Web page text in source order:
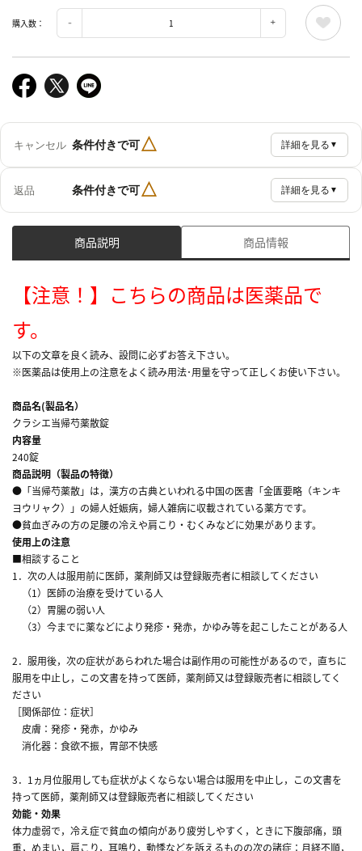
購入数：
キャンセル 条件付きで可△ 詳細を見る ▼
返品 条件付きで可△ 詳細を見る ▼
商品説明 商品情報
【注意！】こちらの商品は医薬品で
す。
以下の文章を良く読み、設問に必ずお答え下さい。
※医薬品は使用上の注意をよく読み用法･用量を守って正しくお使い下さい。
商品名(製品名）
クラシエ当帰芍薬散錠
内容量
240錠
商品説明（製品の特徴）
●「当帰芍薬散」は，漢方の古典といわれる中国の医書「金匱要略（キンキ
ヨウリャク）」の婦人妊娠病，婦人雑病に収載されている薬方です。
●貧血ぎみの方の足腰の冷えや肩こり・むくみなどに効果があります。
使用上の注意
■相談すること
1．次の人は服用前に医師，薬剤師又は登録販売者に相談してください
（1）医師の治療を受けている人
（2）胃腸の弱い人
（3）今までに薬などにより発疹・発赤，かゆみ等を起こしたことがある人
2．服用後，次の症状があらわれた場合は副作用の可能性があるので，直ちに
服用を中止し，この文書を持って医師，薬剤師又は登録販売者に相談してく
ださい
［関係部位：症状］
皮膚：発疹・発赤，かゆみ
消化器：食欲不振，胃部不快感
3．1ヵ月位服用しても症状がよくならない場合は服用を中止し，この文書を
持って医師，薬剤師又は登録販売者に相談してください
効能・効果
体力虚弱で，冷え症で貧血の傾向があり疲労しやすく，ときに下腹部痛，頭
重，めまい，肩こり，耳鳴り，動悸などを訴えるものの次の諸症：月経不順，